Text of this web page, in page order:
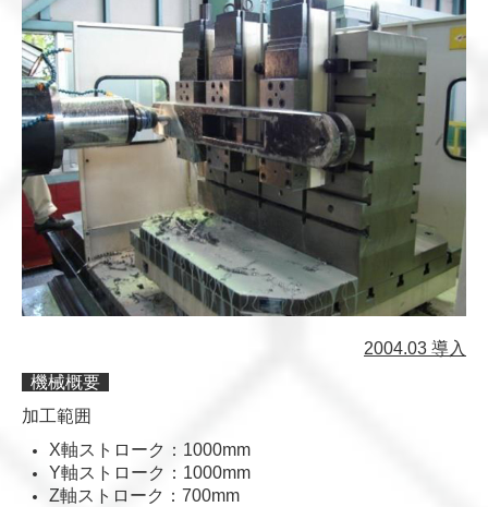
2004.03 導入
機械概要
加工範囲
X軸ストローク： 1000mm
Y軸ストローク： 1000mm
Z軸ストローク： 700mm